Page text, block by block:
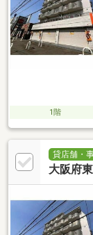
1階
貸店舗・
大阪府